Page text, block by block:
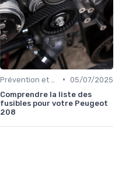
• 05/07/2025
Comprendre la liste des
fusibles pour votre Peugeot
208